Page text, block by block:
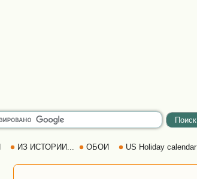
ИЗ ИСТОРИИ... ОБОИ US Holiday calendar